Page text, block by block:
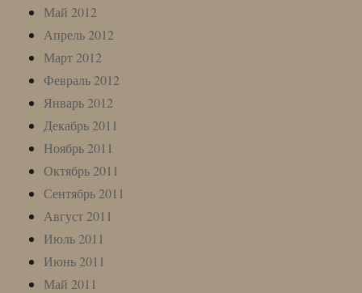
Май 2012
Апрель 2012
Март 2012
Февраль 2012
Январь 2012
Декабрь 2011
Ноябрь 2011
Октябрь 2011
Сентябрь 2011
Август 2011
Июль 2011
Июнь 2011
Май 2011